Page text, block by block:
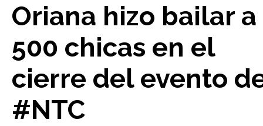
Oriana hizo bailar a
500 chicas en el
cierre del evento
#NTC